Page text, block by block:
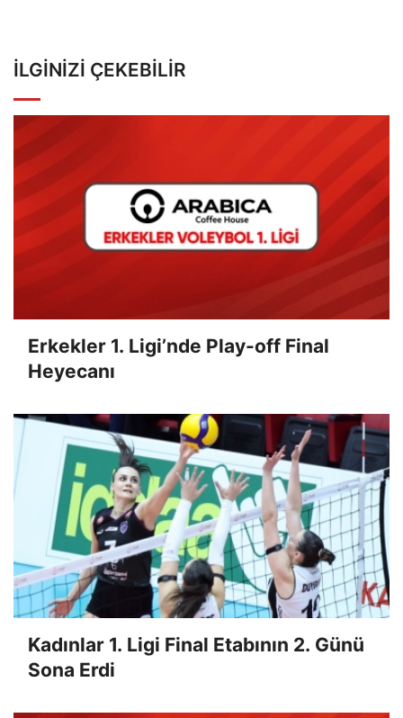
İLGINIZI ÇEKEBILIR
Erkekler 1. Ligi’nde Play-off Final
Heyecanı
Kadınlar 1. Ligi Final Etabının 2. Günü
Sona Erdi